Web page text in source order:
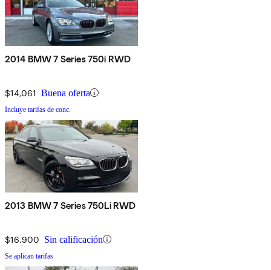
2014 BMW 7 Series 750i RWD
$14,061 Buena oferta
Incluye tarifas de conc.
2013 BMW 7 Series 750Li RWD
$16,900 Sin calificación
Se aplican tarifas